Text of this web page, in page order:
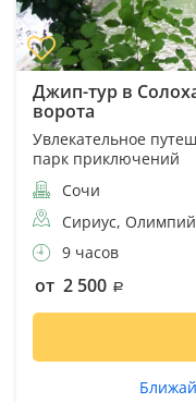
Джип-тур в
ворота
Увлекательное
парк приключений
Сочи
Сириус,
9 часов
от 2 500